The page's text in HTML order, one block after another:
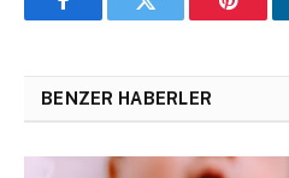
FacebookTwitter
BENZER HABERLER